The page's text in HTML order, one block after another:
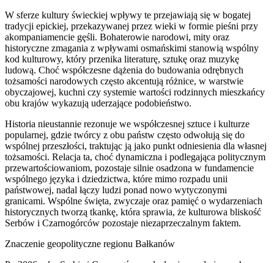
W sferze kultury świeckiej wpływy te przejawiają się w bogatej
tradycji epickiej, przekazywanej przez wieki w formie pieśni przy
akompaniamencie gęśli. Bohaterowie narodowi, mity oraz
historyczne zmagania z wpływami osmańskimi stanowią wspólny
kod kulturowy, który przenika literaturę, sztukę oraz muzykę
ludową. Choć współczesne dążenia do budowania odrębnych
tożsamości narodowych często akcentują różnice, w warstwie
obyczajowej, kuchni czy systemie wartości rodzinnych mieszkańcy
obu krajów wykazują uderzające podobieństwo.
Historia nieustannie rezonuje we współczesnej sztuce i kulturze
popularnej, gdzie twórcy z obu państw często odwołują się do
wspólnej przeszłości, traktując ją jako punkt odniesienia dla własnej
tożsamości. Relacja ta, choć dynamiczna i podlegająca politycznym
przewartościowaniom, pozostaje silnie osadzona w fundamencie
wspólnego języka i dziedzictwa, które mimo rozpadu unii
państwowej, nadal łączy ludzi ponad nowo wytyczonymi
granicami. Wspólne święta, zwyczaje oraz pamięć o wydarzeniach
historycznych tworzą tkankę, która sprawia, że kulturowa bliskość
Serbów i Czarnogórców pozostaje niezaprzeczalnym faktem.
Znaczenie geopolityczne regionu Bałkanów